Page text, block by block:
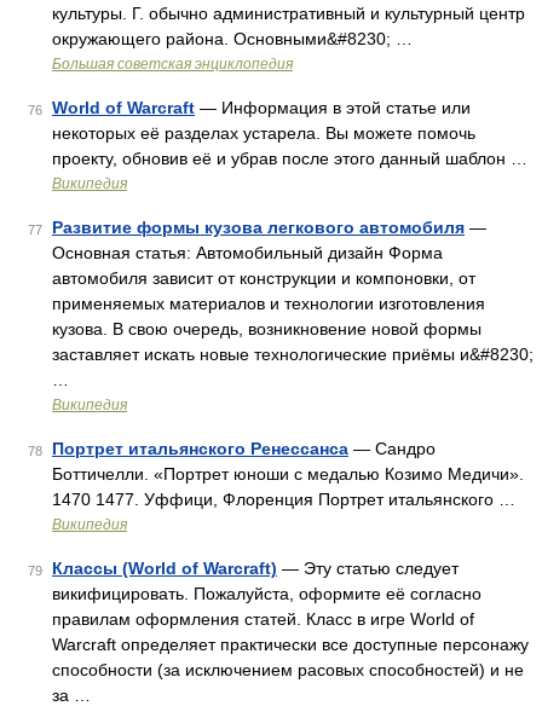
культуры. Г. обычно административный и культурный центр
окружающего района. Основными&#8230; …
Большая советская энциклопедия
76 World of Warcraft — Информация в этой статье или
некоторых её разделах устарела. Вы можете помочь
проекту, обновив её и убрав после этого данный шаблон …
Википедия
77 Развитие формы кузова легкового автомобиля —
Основная статья: Автомобильный дизайн Форма
автомобиля зависит от конструкции и компоновки, от
применяемых материалов и технологии изготовления
кузова. В свою очередь, возникновение новой формы
заставляет искать новые технологические приёмы и&#8230;
Википедия
78 Портрет итальянского Ренессанса — Сандро
Боттичелли. «Портрет юноши с медалью Козимо Медичи».
1470 1477. Уффици, Флоренция Портрет итальянского …
Википедия
79 Классы (World of Warcraft) — Эту статью следует
викифицировать. Пожалуйста, оформите её согласно
правилам оформления статей. Класс в игре World of
Warcraft определяет практически все доступные персонажу
способности (за исключением расовых способностей) и не
за …